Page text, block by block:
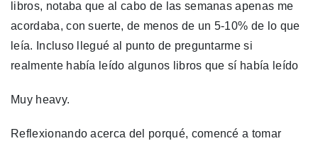
libros, notaba que al cabo de las semanas apenas me
acordaba, con suerte, de menos de un 5-10% de lo que
leía. Incluso llegué al punto de preguntarme si
realmente había leído algunos libros que sí había leído
Muy heavy.
Reflexionando acerca del porqué, comencé a tomar